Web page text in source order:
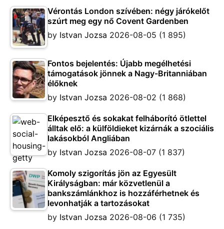
Vérontás London szívében: négy járókelőt
szúrt meg egy nő Covent Gardenben
by Istvan Jozsa 2026-08-05 (1 895)
Fontos bejelentés: Újabb megélhetési
támogatások jönnek a Nagy-Britanniában
élőknek
by Istvan Jozsa 2026-08-02 (1 868)
Elképesztő és sokakat felháborító ötlettel
álltak elő: a külföldieket kizárnák a szociális
lakásokból Angliában
by Istvan Jozsa 2026-08-07 (1 837)
Komoly szigorítás jön az Egyesült
Királyságban: már közvetlenül a
bankszámlánkhoz is hozzáférhetnek és
levonhatják a tartozásokat
by Istvan Jozsa 2026-08-06 (1 735)